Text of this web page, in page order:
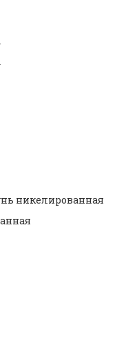
никелированная